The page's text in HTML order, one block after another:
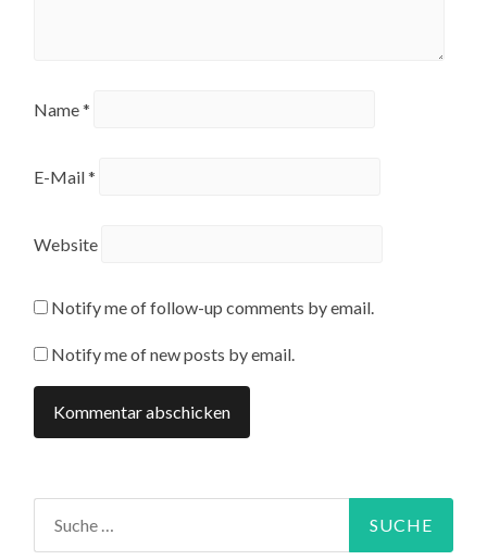
Name*
E-Mail*
Website
Notify me of follow-up comments by email.
Notify me of new posts by email.